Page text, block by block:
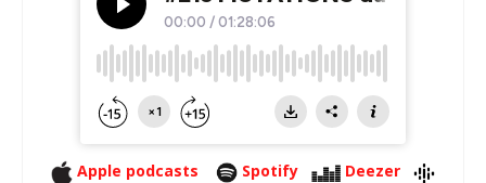
Apple podcasts Spotify
Deezer